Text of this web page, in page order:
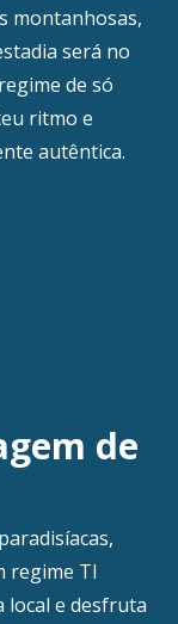
montanhosas,
será no
de só
ritmo e
autêntica.
de
regime TI
local e desfruta